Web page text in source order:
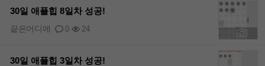
30일 애플힙 8일차 성공!
0 24
끝은어디에
30일 애플힙 3일차 성공!